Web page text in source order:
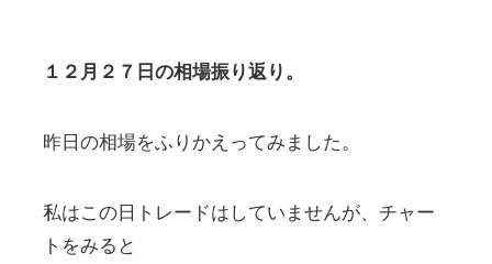
１２月２７日の相場振り返り。
昨日の相場をふりかえってみました。
私はこの日トレードはしていませんが、チャー
トをみると